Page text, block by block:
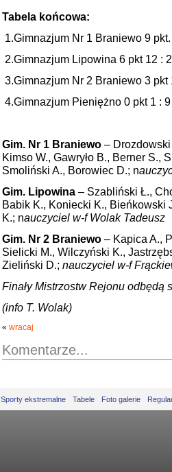
Tabela końcowa:
1.Gimnazjum Nr 1 Braniewo 9
2.Gimnazjum Lipowina 6 pkt 12 : 2
3.Gimnazjum Nr 2 Braniewo 3 pkt
4.Gimnazjum Pieniężno 0 pkt 1 : 9
Gim. Nr 1 Braniewo –
Kimso W., Gawryło B., Berner S.,
Smoliński A., Borowiec D.; n
Gim. Lipowina – Szabliński Ł.,
Babik K., Koniecki K., Bieńkowski
K.; nauczyciel w-f Wolak Tadeusz
Gim. Nr 2 Braniewo – Kapica A.,
Sielicki M., Wilczyński K.,
Zieliński D.; nauczyciel w-f
Finały Mistrzostw Rejonu odbędą
(info T. Wolak)
« wracaj
Komentarze...
Sporty ekstremalne Tabele Foto galerie